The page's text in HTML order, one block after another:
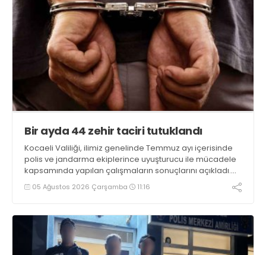
Bir ayda 44 zehir taciri tutuklandı
Kocaeli Valiliği, ilimiz genelinde Temmuz ayı içerisinde
polis ve jandarma ekiplerince uyuşturucu ile mücadele
kapsamında yapılan çalışmaların sonuçlarını açıkladı.
Çalışmalar sonucunda uyuşturucu ve uyarıcı madde
kullanan, ticaretini ve sevkiyatını yapan 44 şahıs
05 Ağustos 2026 Çarşamba 11:16